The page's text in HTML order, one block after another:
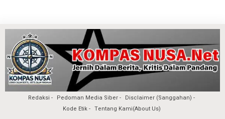
Redaksi Pedoman Media Siber
Disclaimer (Sanggahan)
Kode Etik
Tentang Kami(About Us)